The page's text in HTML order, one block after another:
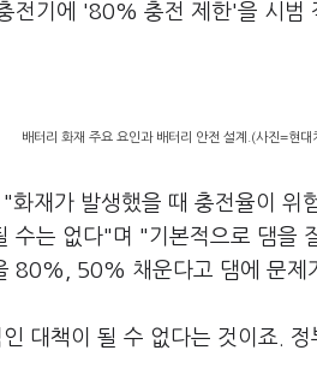
전기에 '80% 충전 제한'을 시범
배터리 화재 주요 요인과 배터리 안전 설계.(사진=현대
화재가 발생했을 때 충전율이 위
수는 없다"며 "기본적으로 댐을
80%, 50% 채운다고 댐에 문제
대책이 될 수 없다는 것이죠.